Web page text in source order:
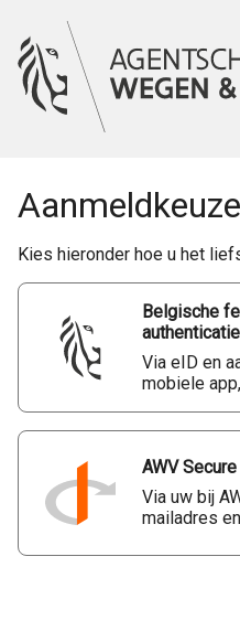
Kies hieronder hoe u het
Belgische
Via eID en
mobiele
AWV
Via uw bij
mailadres